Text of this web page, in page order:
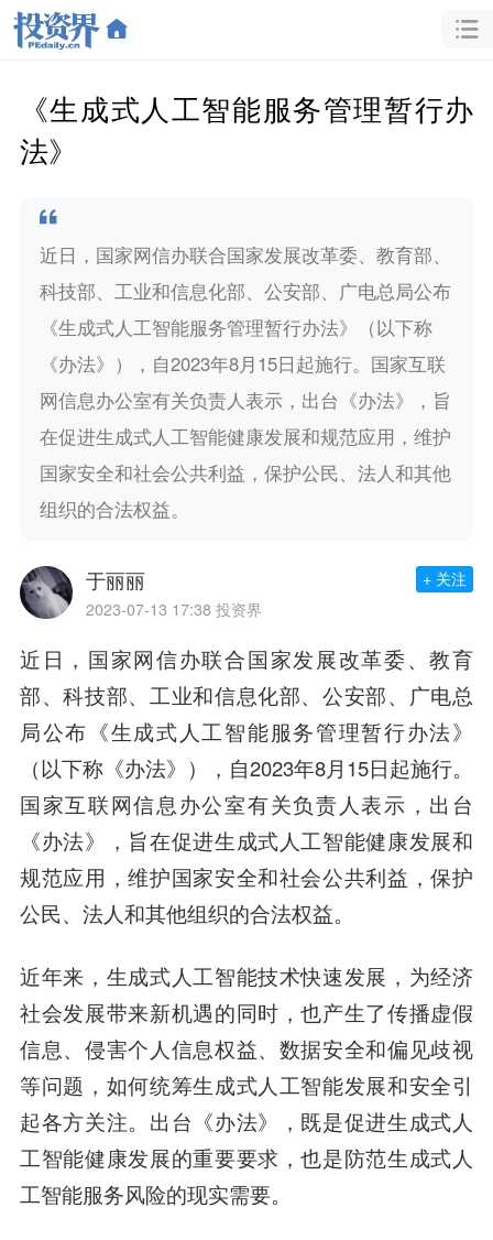
《生成式人工智能服务管理暂行办
法》
近日，国家网信办联合国家发展改革委、教育部、
科技部、工业和信息化部、公安部、广电总局公布
《生成式人工智能服务管理暂行办法》（以下称
《办法》），自2023年8月15日起施行。国家互联
网信息办公室有关负责人表示，出台《办法》，旨
在促进生成式人工智能健康发展和规范应用，维护
国家安全和社会公共利益，保护公民、法人和其他
组织的合法权益。
于丽丽
2023-07-13 17:38 投资界
+ 关注
近日，国家网信办联合国家发展改革委、教育
部、科技部、工业和信息化部、公安部、广电总
局公布《生成式人工智能服务管理暂行办法》
（以下称《办法》），自2023年8月15日起施行。
国家互联网信息办公室有关负责人表示，出台
《办法》，旨在促进生成式人工智能健康发展和
规范应用，维护国家安全和社会公共利益，保护
公民、法人和其他组织的合法权益。
近年来，生成式人工智能技术快速发展，为经济
社会发展带来新机遇的同时，也产生了传播虚假
信息、侵害个人信息权益、数据安全和偏见歧视
等问题，如何统筹生成式人工智能发展和安全引
起各方关注。出台《办法》，既是促进生成式人
工智能健康发展的重要要求，也是防范生成式人
工智能服务风险的现实需要。